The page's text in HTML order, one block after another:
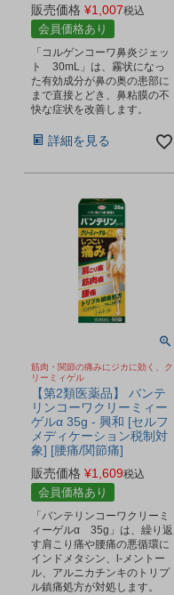
販売価格 ¥1,007税込
会員価格あり
「コルゲンコーワ鼻炎ジェッ
ト 30mL」は、霧状になっ
た有効成分が鼻の奥の患部に
まで直接とどき、鼻粘膜の不
快な症状を改善します。
詳細を見る
筋肉・関節の痛みにジカに効く、ク
リーミィゲル
【第2類医薬品】 バンテ
リンコーワクリーミィー
ゲルα 35g - 興和 [セルフ
メディケーション税制対
象] [腰痛/関節痛]
販売価格 ¥1,609税込
会員価格あり
「バンテリンコーワクリーミ
ィーゲルα 35g」は、繰り返
す肩こり痛や腰痛の悪循環に
インドメタシン、l-メントー
ル、アルニカチンキのトリプ
ル鎮痛処方が対処します。